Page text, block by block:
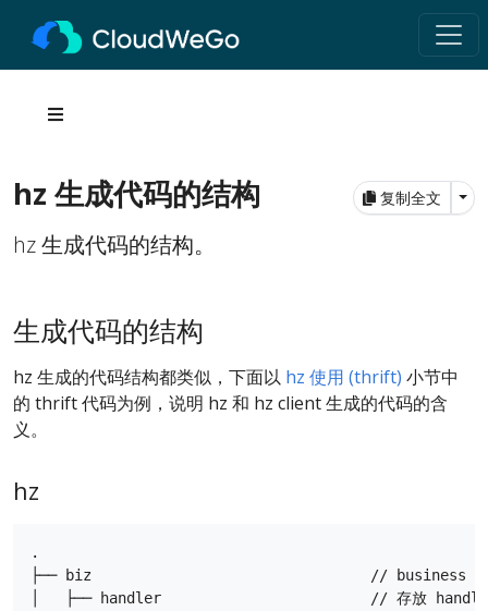
复制全文
hz 生成代码的结构
hz 生成代码的结构。
生成代码的结构
hz 生成的代码结构都类似，下面以 hz 使用 (thrift) 小节中
的 thrift 代码为例，说明 hz 和 hz client 生成的代码的含
义。
hz
.
├── biz                                // business 层，存
│   ├── handler                        // 存放